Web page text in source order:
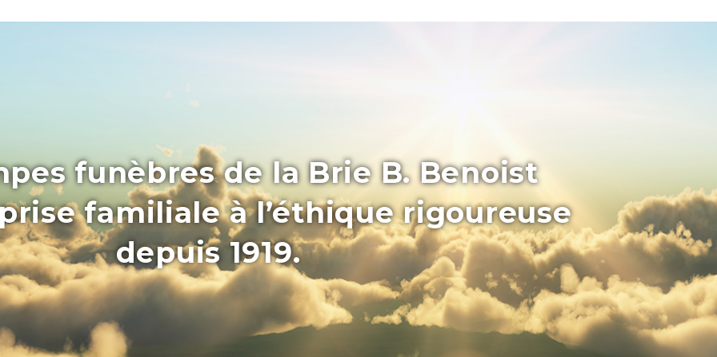
funèbres de la Brie B. Benoist
familiale à l’éthique rigoureuse
depuis 1919.